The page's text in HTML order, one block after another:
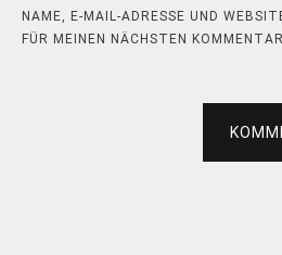
NAME, E-MAIL-ADRESSE UND
FÜR MEINEN NÄCHSTEN